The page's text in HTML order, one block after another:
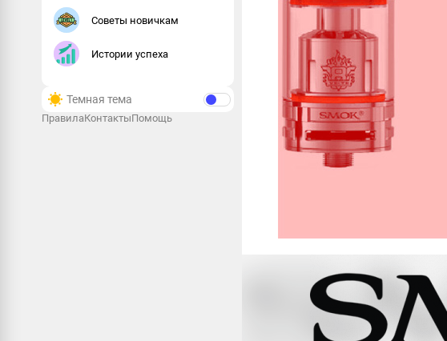
Советы новичкам
Истории успеха
Темная тема
ПравилаКонтактыПомощь